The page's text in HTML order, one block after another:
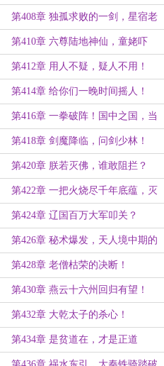
宋军齐卸甲！
第408章 独孤求败的一剑，星宿老
怪的末路！
第410章 六尊陆地神仙，童姥吓
懵！
第412章 用人不疑，疑人不用！
第414章 给你们一晚时间摇人！
第416章 一拳破阵！国中之国，当
诛！
第418章 剑魔降临，问剑少林！
第420章 朕若灭佛，谁敢阻拦？
第422章 一把火烧尽千年底蕴，灭
佛令出天下惊！
第424章 辽国百万大军叩关？
第426章 秘术爆发，天人境中期的
恐怖！
第428章 老僧枯荣的决断！
第430章 燕云十六州回归有望！
第432章 大乾太子的杀心！
第434章 是贫道在，才是正道